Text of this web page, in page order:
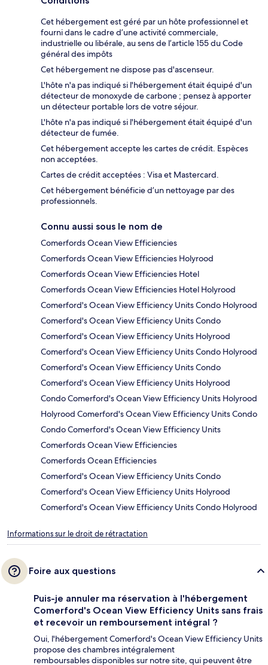
Cet hébergement est géré par un hôte professionnel et
fourni dans le cadre d’une activité commerciale,
industrielle ou libérale, au sens de l’article 155 du Code
général des impôts
Cet hébergement ne dispose pas d'ascenseur.
L'hôte n'a pas indiqué si l'hébergement était équipé d'un
détecteur de monoxyde de carbone ; pensez à apporter
un détecteur portable lors de votre séjour.
L'hôte n'a pas indiqué si l'hébergement était équipé d'un
détecteur de fumée.
Cet hébergement accepte les cartes de crédit. Espèces
non acceptées.
Cartes de crédit acceptées : Visa et Mastercard.
Cet hébergement bénéficie d’un nettoyage par des
professionnels.
Connu aussi sous le nom de
Comerfords Ocean View Efficiencies
Comerfords Ocean View Efficiencies Holyrood
Comerfords Ocean View Efficiencies Hotel
Comerfords Ocean View Efficiencies Hotel Holyrood
Comerford's Ocean View Efficiency Units Condo Holyrood
Comerford's Ocean View Efficiency Units Condo
Comerford's Ocean View Efficiency Units Holyrood
Comerford's Ocean View Efficiency Units Condo Holyrood
Comerford's Ocean View Efficiency Units Condo
Comerford's Ocean View Efficiency Units Holyrood
Condo Comerford's Ocean View Efficiency Units Holyrood
Holyrood Comerford's Ocean View Efficiency Units Condo
Condo Comerford's Ocean View Efficiency Units
Comerfords Ocean View Efficiencies
Comerfords Ocean Efficiencies
Comerford's Ocean View Efficiency Units Condo
Comerford's Ocean View Efficiency Units Holyrood
Comerford's Ocean View Efficiency Units Condo Holyrood
Informations sur le droit de rétractation
Foire aux questions
Puis-je annuler ma réservation à l'hébergement
Comerford's Ocean View Efficiency Units sans frais
et recevoir un remboursement intégral ?
Oui, l'hébergement Comerford's Ocean View Efficiency Units
propose des chambres intégralement
remboursables disponibles sur notre site, qui peuvent être